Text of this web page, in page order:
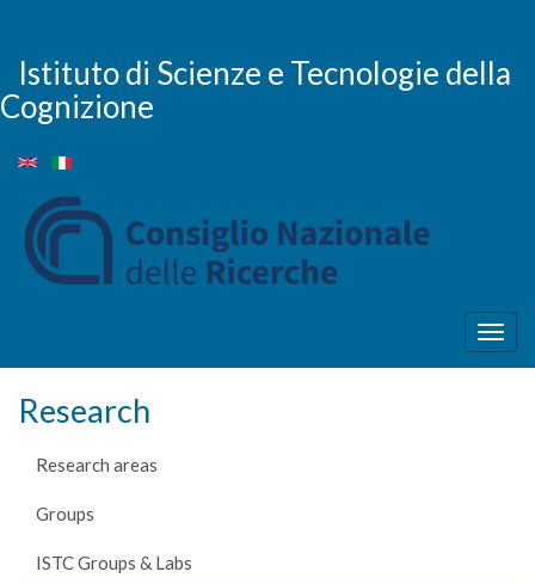
main
content
Istituto di Scienze e Tecnologie della
Cognizione
Research
Research areas
Groups
ISTC Groups & Labs